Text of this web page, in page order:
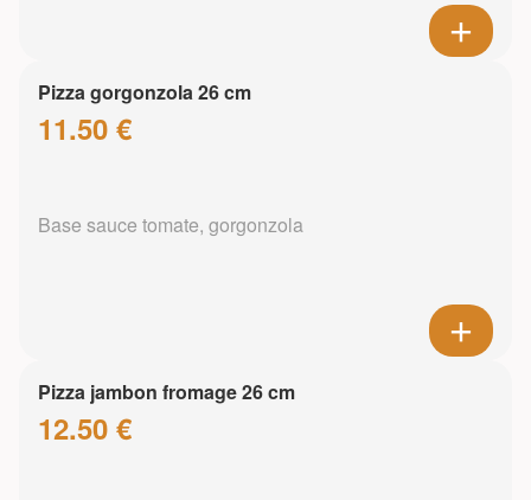
Pizza gorgonzola 26 cm
11.50 €
Base sauce tomate, gorgonzola
Pizza jambon fromage 26 cm
12.50 €